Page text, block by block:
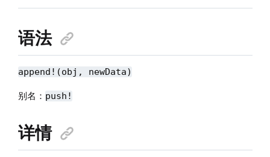
语法
append!(obj, newData)
别名： push!
详情